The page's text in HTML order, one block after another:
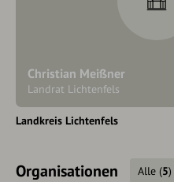
Christian Meißner
Landrat Lichtenfels
Landkreis Lichtenfels
Organisationen Alle (5)